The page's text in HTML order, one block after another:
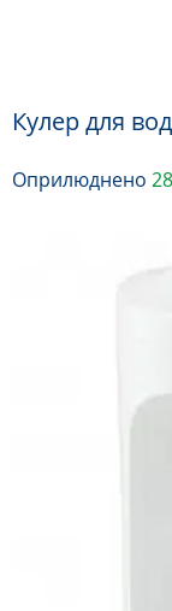
Кулер для
Оприлюднено